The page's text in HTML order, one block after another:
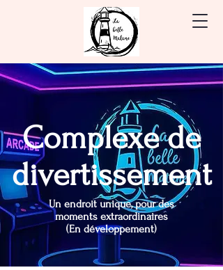
Complexe de
divertissement
Un endroit unique, pour des
moments extraordinaires
(En développement)